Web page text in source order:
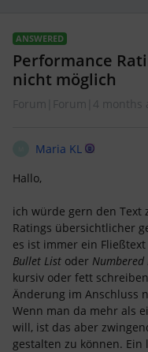
ANSWERED
Performance
nicht möglich
Forum|Forum|4 months
Maria KL
Hallo,
ich würde gern den Text
Ratings übersichtlicher
es ist immer ein
Bullet List oder Numbered
kursiv oder fett
Änderung im Anschluss
Wenn man da mehr als
will, ist das aber
gestalten zu können.